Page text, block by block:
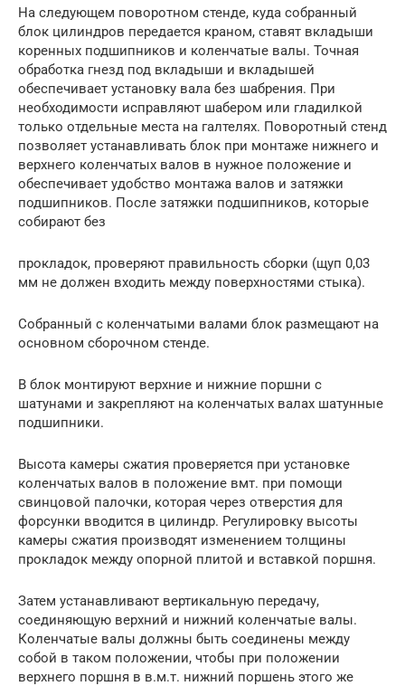
На следующем поворотном стенде, куда собранный
блок цилиндров передается краном, ставят вкладыши
коренных подшипников и коленчатые валы. Точная
обработка гнезд под вкладыши и вкладышей
обеспечивает установку вала без шабрения. При
необходимости исправляют шабером или гладилкой
только отдельные места на галтелях. Поворотный стенд
позволяет устанавливать блок при монтаже нижнего и
верхнего коленчатых валов в нужное положение и
обеспечивает удобство монтажа валов и затяжки
подшипников. После затяжки подшипников, которые
собирают без
прокладок, проверяют правильность сборки (щуп 0,03
мм не должен входить между поверхностями стыка).
Собранный с коленчатыми валами блок размещают на
основном сборочном стенде.
В блок монтируют верхние и нижние поршни с
шатунами и закрепляют на коленчатых валах шатунные
подшипники.
Высота камеры сжатия проверяется при установке
коленчатых валов в положение вмт. при помощи
свинцовой палочки, которая через отверстия для
форсунки вводится в цилиндр. Регулировку высоты
камеры сжатия производят изменением толщины
прокладок между опорной плитой и вставкой поршня.
Затем устанавливают вертикальную передачу,
соединяющую верхний и нижний коленчатые валы.
Коленчатые валы должны быть соединены между
собой в таком положении, чтобы при положении
верхнего поршня в в.м.т. нижний поршень этого же